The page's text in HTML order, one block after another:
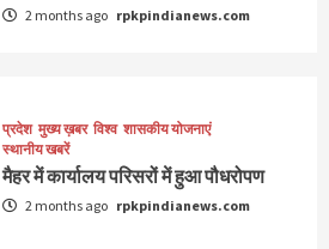
2 months ago rpkpindianews.com
प्रदेश मुख्य ख़बर विश्व शासकीय योजनाएं
स्थानीय खबरें
मैहर में कार्यालय परिसरों में हुआ पौधरोपण
2 months ago rpkpindianews.com